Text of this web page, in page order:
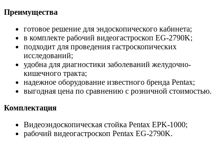
Преимущества
готовое решение для эндоскопического кабинета;
в комплекте рабочий видеогастроскоп EG-2790K;
подходит для проведения гастроскопических
исследований;
удобна для диагностики заболеваний желудочно-
кишечного тракта;
надежное оборудование известного бренда Pentax;
выгодная цена по сравнению с розничной стоимостью.
Комплектация
Видеоэндоскопическая стойка Pentax EPK-1000;
рабочий видеогастроскоп Pentax EG-2790K.